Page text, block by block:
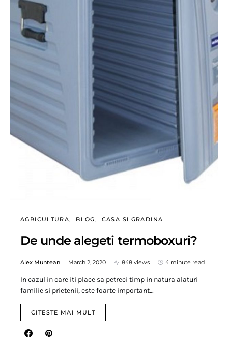
AGRICULTURA BLOG CASA SI GRADINA
De unde alegeti termoboxuri?
Alex Muntean March 2, 2020 848 views 4 minute read
In cazul in care iti place sa petreci timp in natura alaturi
familie si prietenii, este foarte important…
CITESTE MAI MULT